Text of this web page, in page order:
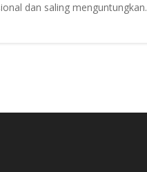
dan saling menguntungkan.